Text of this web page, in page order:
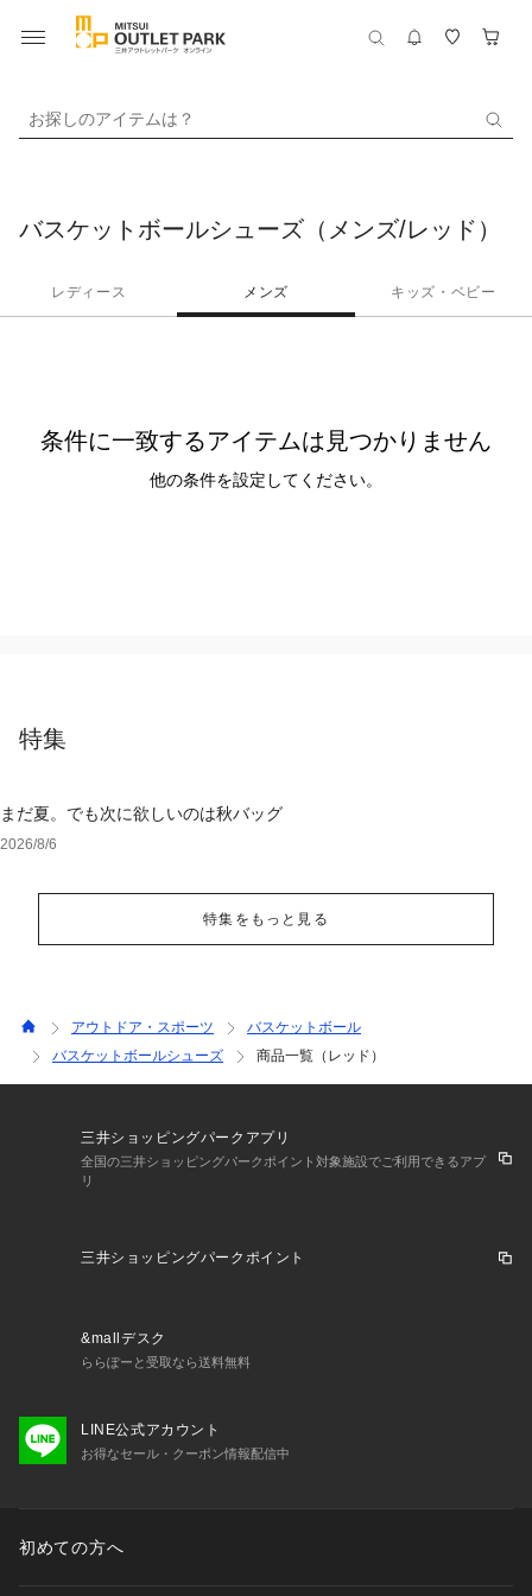
お探しのアイテムは？
バスケットボールシューズ（メンズ/レッド）
レディース メンズ キッズ・ベビー
条件に一致するアイテムは見つかりません
他の条件を設定してください。
特集
まだ夏。でも次に欲しいのは秋バッグ
2026/8/6
特集をもっと見る
アウトドア・スポーツ
バスケットボール
バスケットボールシューズ
商品一覧（レッド）
三井ショッピングパークアプリ
全国の三井ショッピングパークポイント対象施設でご利用できるアプ
リ
三井ショッピングパークポイント
&mallデスク
ららぽーと受取なら送料無料
LINE公式アカウント
お得なセール・クーポン情報配信中
初めての方へ